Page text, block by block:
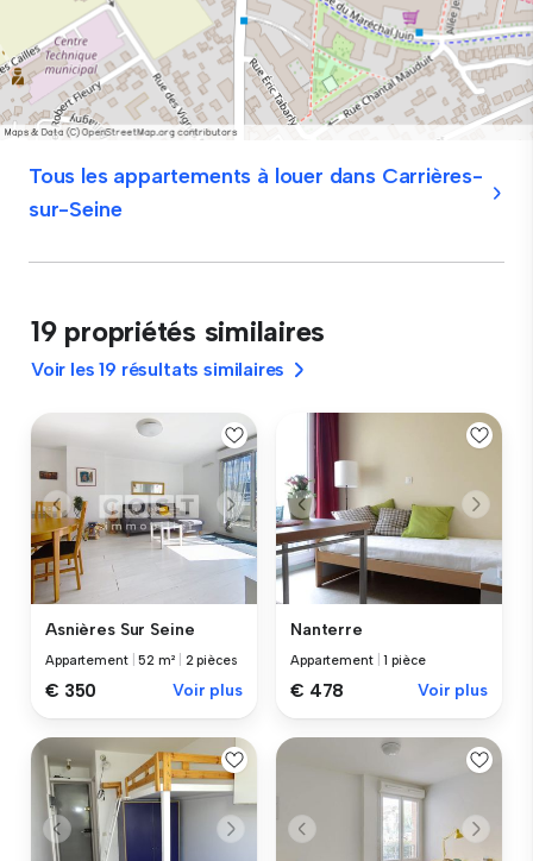
Tous les appartements à louer dans Carrières-
sur-Seine
19 propriétés similaires
Voir les 19 résultats similaires
Asnières Sur Seine
Appartement |52 m² 2 pièces
€ 350 Voir plus
Nanterre
Appartement |1 pièce
€ 478 Voir plus